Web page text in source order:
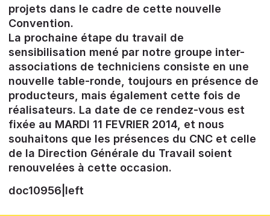
projets dans le cadre de cette nouvelle
Convention.
La prochaine étape du travail de
sensibilisation mené par notre groupe inter-
associations de techniciens consiste en une
nouvelle table-ronde, toujours en présence de
producteurs, mais également cette fois de
réalisateurs. La date de ce rendez-vous est
fixée au MARDI 11 FEVRIER 2014, et nous
souhaitons que les présences du CNC et celle
de la Direction Générale du Travail soient
renouvelées à cette occasion.
doc10956|left